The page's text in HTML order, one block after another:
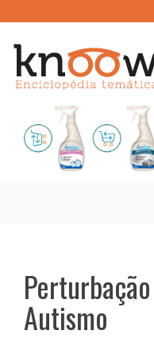
Autismo